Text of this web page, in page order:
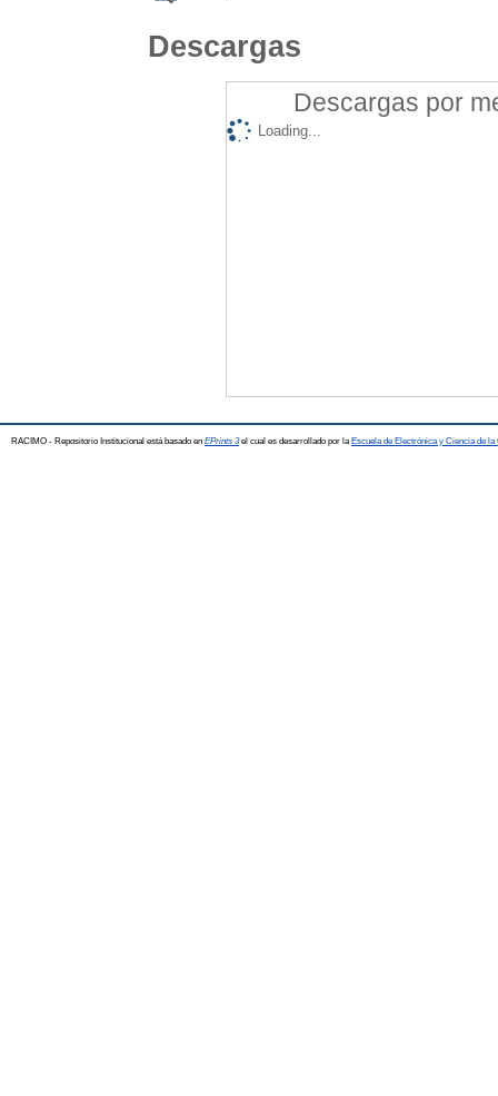
Descargas
Descargas por
Loading...
RACIMO - Repositorio Institucional está basado en EPrints 3el cual es desarrollado por la Escuela de Electrónica y Ciencia de la